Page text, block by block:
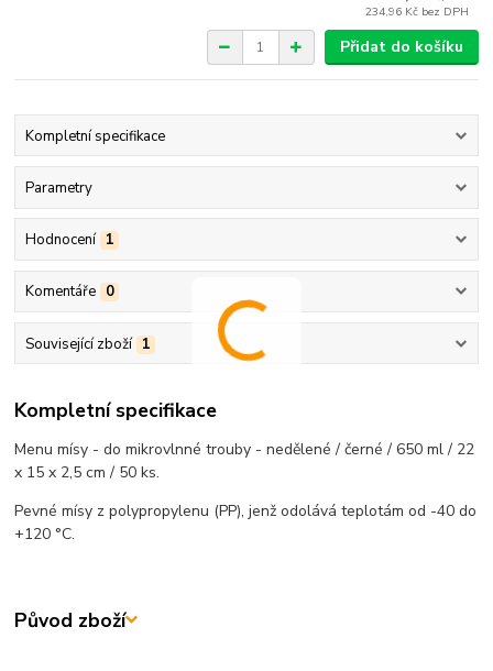
234,96 Kč bez DPH
Přidat do košíku
Kompletní specifikace
Parametry
Hodnocení 1
Komentáře 0
Související zboží 1
Kompletní specifikace
Menu mísy - do mikrovlnné trouby - nedělené / černé / 650 ml / 22
x 15 x 2,5 cm / 50 ks.
Pevné mísy z polypropylenu (PP), jenž odolává teplotám od -40 do
+120 °C.
Původ zboží